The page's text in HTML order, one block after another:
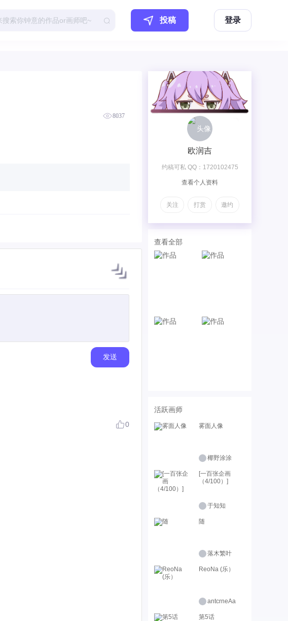
投稿 登录
8037
发送
0
欧润吉
约稿可私 QQ：1720102475
V:wu1720102475
查看个人资料
关注 打赏 邀约
查看全部
活跃画师
雾面人像
椰野涂涂
[一百张企画
（4/100）]
于知知
随
落木繁叶
ReoNa (乐）
antcrneAa
第5话